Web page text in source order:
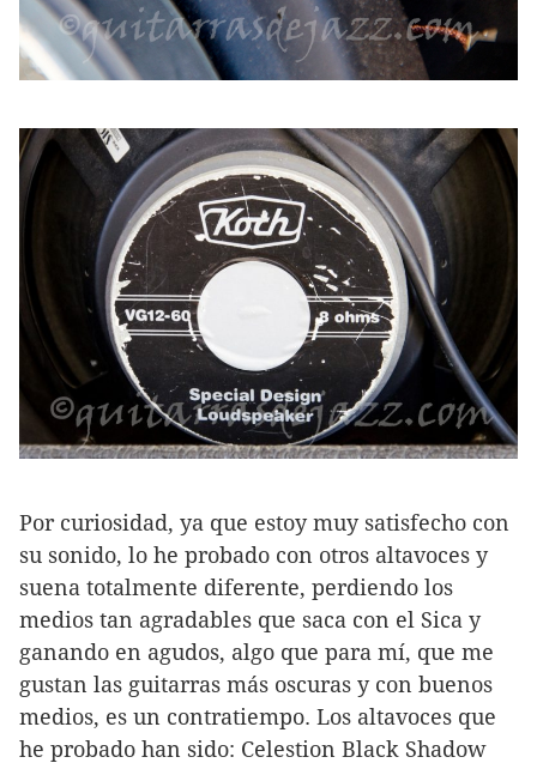
Por curiosidad, ya que estoy muy satisfecho con
su sonido, lo he probado con otros altavoces y
suena totalmente diferente, perdiendo los
medios tan agradables que saca con el Sica y
ganando en agudos, algo que para mí, que me
gustan las guitarras más oscuras y con buenos
medios, es un contratiempo. Los altavoces que
he probado han sido: Celestion Black Shadow